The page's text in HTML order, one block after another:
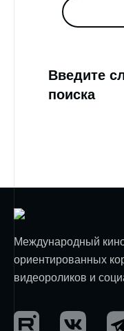
Введите
поиска
Международный
ориентированных
видеороликов и